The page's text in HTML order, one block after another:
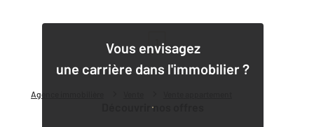
Agence immobilière
Vous envisagez
une carrière dans l'immobilier ?
Découvrir nos offres
1